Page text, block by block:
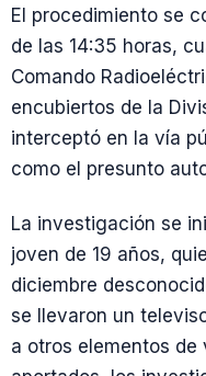
El procedimiento se
de las 14:35 horas,
Comando
encubiertos de la
interceptó en la vía
como el presunto
La investigación se
joven de 19 años,
diciembre
se llevaron un
a otros elementos de